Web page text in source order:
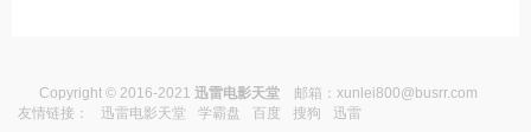
Copyright © 2016-2021 迅雷电影天堂 邮箱： xunlei800@busrr.com
友情链接：
迅雷电影天堂 学霸盘 百度 搜狗 迅雷